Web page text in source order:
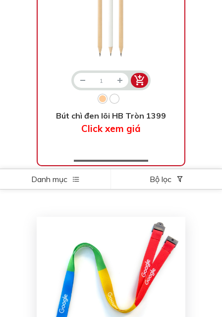
Bút chì đen lõi HB Tròn 1399
Click xem giá
Danh mục Bộ lọc